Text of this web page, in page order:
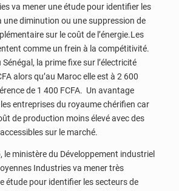
va mener une étude pour identifier les
une diminution ou une suppression de
sur le coût de l’énergie.Les
comme un frein à la compétitivité.
la prime fixe sur l’électricité
alors qu’au Maroc elle est à 2 600
de 1 400 FCFA. Un avantage
entreprises du royaume chérifien car
de production moins élevé avec des
sur le marché.
le ministère du Développement industriel
Industries va mener très
étude pour identifier les secteurs de